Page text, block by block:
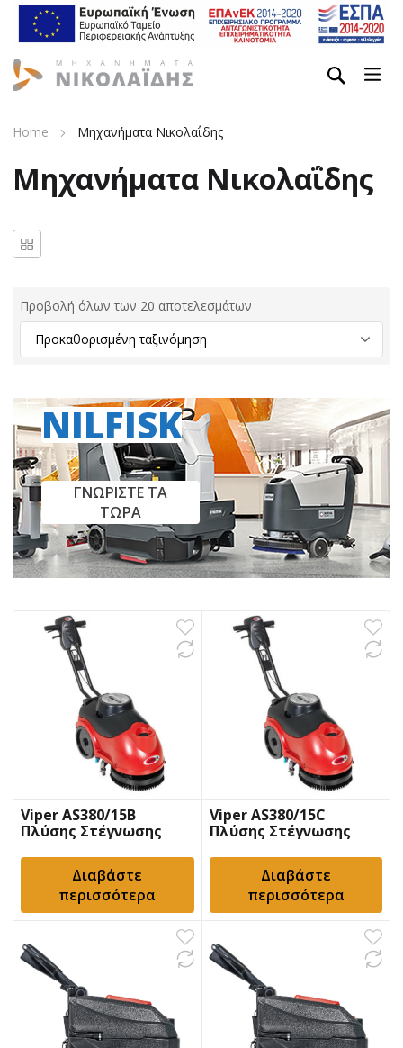
Home Μηχανήματα Νικολαΐδης
Μηχανήματα Νικολαΐδης
Προβολή όλων των 20 αποτελεσμάτων
NILFISK
ΓΝΩΡΙΣΤΕ ΤΑ
ΤΩΡΑ
Viper AS380/15B
Πλύσης Στέγνωσης
Διαβάστε
περισσότερα
Viper AS380/15C
Πλύσης Στέγνωσης
Διαβάστε
περισσότερα